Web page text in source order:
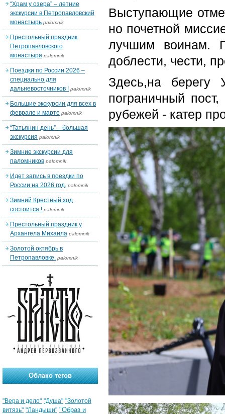
Выступающие
но почетной
лучшим воинам.
доблести, чести,
Здесь,на берегу
пограничный
рубежей - катер
“Храм у озера” – летние
экскурсии в Петропавловский
монастырь palomnik
Престольный праздник
Петропавловского
монастыря palomnik
Поездки по России 2026 –
специально для
дальневосточников ! palomnik
Большие экскурсии для всех в
феврале и марте palomnik
“Татьянин день” – большая
экскурсия palomnik
Зимние экскурсии для
паломников palomnik
Идет запись в поездки по
России на 2026 год. palomnik
Зимний Крестный ход
состоится ! palomnik
Престольный праздник у
Архангела Михаила palomnik
Золотой октябрь в
Петропавловке. palomnik
Облако тегов
"Вера и дело" "Душа" "Золотой
витязь" "Ландыши" "Образ и